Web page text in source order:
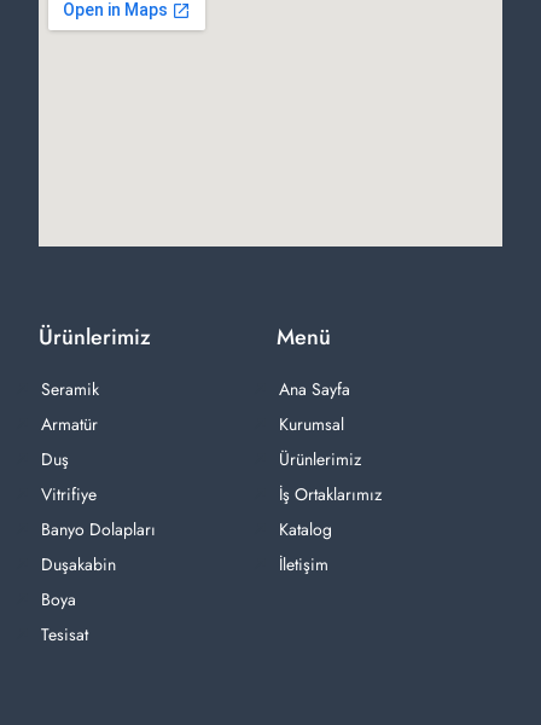
Menü
Ana Sayfa
Kurumsal
Ürünlerimiz
İş Ortaklarımız
Katalog
İletişim
Ürünlerimiz
Seramik
Armatür
Duş
Vitrifiye
Banyo Dolapları
Duşakabin
Boya
Tesisat